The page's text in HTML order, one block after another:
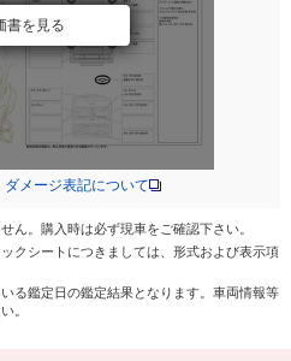
書を見る
ダメージ表記について
ん。購入時は必ず現車をご確認下さい。
クシートにつきましては、形式および表示項
る鑑定日の鑑定結果となります。車両情報等
。